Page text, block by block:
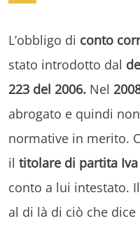
L’obbligo di conto
stato introdotto dal
223 del 2006. Nel
abrogato e quindi
normative in merito.
il titolare di partita Iva
conto a lui intestato.
al di là di ciò che